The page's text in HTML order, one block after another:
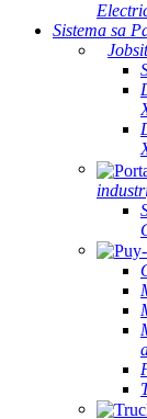
Sistema sa